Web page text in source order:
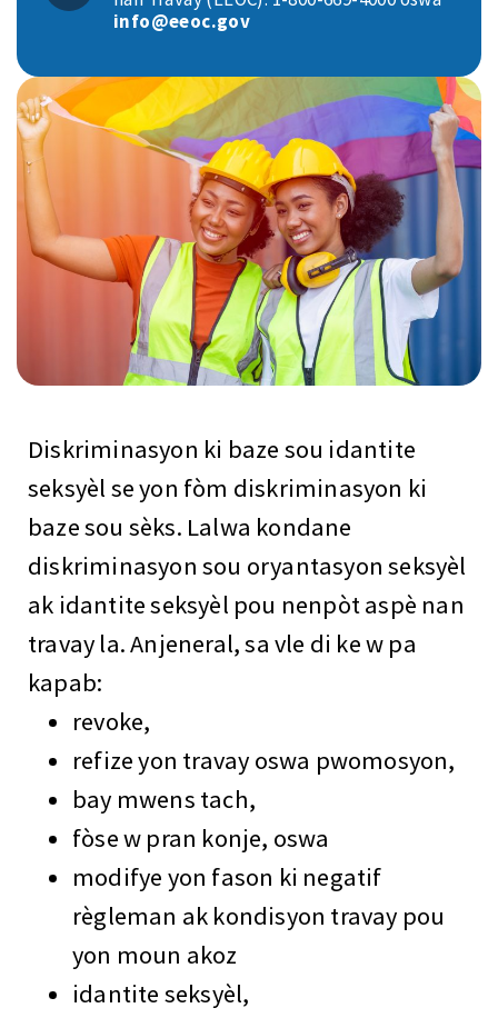
Diskriminasyon ki baze sou idantite
seksyèl se yon fòm diskriminasyon ki
baze sou sèks. Lalwa kondane
diskriminasyon sou oryantasyon seksyèl
ak idantite seksyèl pou nenpòt aspè nan
travay la. Anjeneral, sa vle di ke w pa
kapab:
revoke,
refize yon travay oswa pwomosyon,
bay mwens tach,
fòse w pran konje, oswa
modifye yon fason ki negatif
règleman ak kondisyon travay pou
yon moun akoz
idantite seksyèl,
info@eeoc.gov